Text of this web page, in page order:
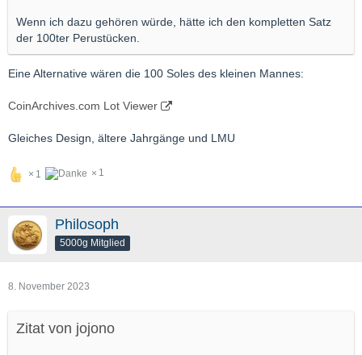
Wenn ich dazu gehören würde, hätte ich den kompletten Satz
der 100ter Perustücken.
Eine Alternative wären die 100 Soles des kleinen Mannes:
CoinArchives.com Lot Viewer
Gleiches Design, ältere Jahrgänge und LMU
1 1
Philosoph
5000g Mitglied
8. November 2023
Zitat von jojono